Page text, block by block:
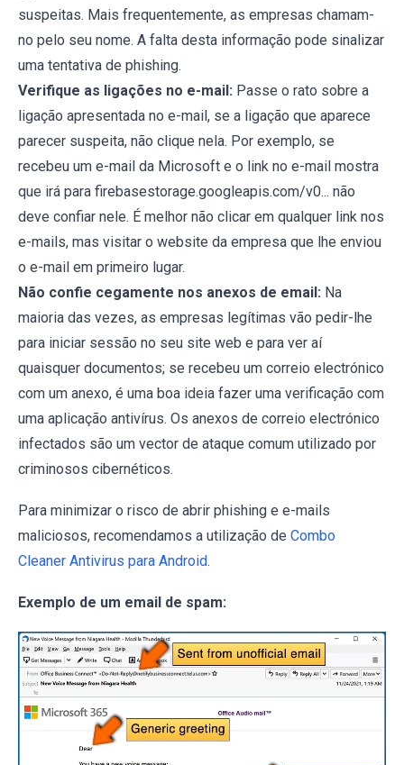
suspeitas. Mais frequentemente, as empresas chamam-
no pelo seu nome. A falta desta informação pode sinalizar
uma tentativa de phishing.
Verifique as ligações no e-mail: Passe o rato sobre a
ligação apresentada no e-mail, se a ligação que aparece
parecer suspeita, não clique nela. Por exemplo, se
recebeu um e-mail da Microsoft e o link no e-mail mostra
que irá para firebasestorage.googleapis.com/v0... não
deve confiar nele. É melhor não clicar em qualquer link nos
e-mails, mas visitar o website da empresa que lhe enviou
o e-mail em primeiro lugar.
Não confie cegamente nos anexos de email: Na
maioria das vezes, as empresas legítimas vão pedir-lhe
para iniciar sessão no seu site web e para ver aí
quaisquer documentos; se recebeu um correio electrónico
com um anexo, é uma boa ideia fazer uma verificação com
uma aplicação antivírus. Os anexos de correio electrónico
infectados são um vector de ataque comum utilizado por
criminosos cibernéticos.
Para minimizar o risco de abrir phishing e e-mails
maliciosos, recomendamos a utilização de Combo
Cleaner Antivirus para Android.
Exemplo de um email de spam: